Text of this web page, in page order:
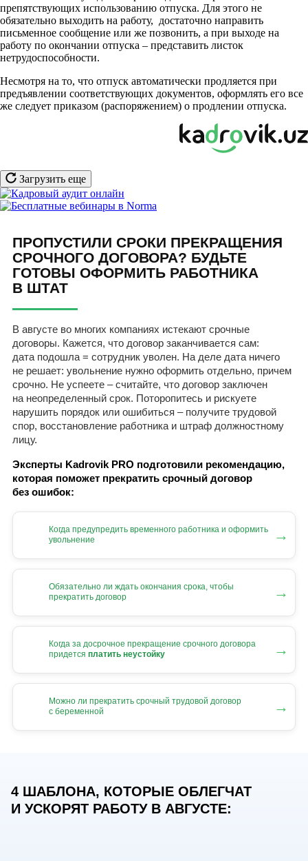
препятствующих использованию отпуска. Для этого не
обязательно выходить на работу, достаточно направить
письменное сообщение или же позвонить, а при выходе на
работу по окончании отпуска – представить листок
нетрудоспособности.
Несмотря на то, что отпуск автоматически продляется при
предъявлении соответствующих документов, оформлять его все
же следует приказом (распоряжением) о продлении отпуска.
Загрузить еще
ПРОПУСТИЛИ СРОКИ ПРЕКРАЩЕНИЯ
СРОЧНОГО ДОГОВОРА? БУДЬТЕ
ГОТОВЫ ОФОРМИТЬ РАБОТНИКА
В ШТАТ
В августе во многих компаниях истекают срочные
договоры. Кажется, что договор заканчивается сам:
дата подошла = сотрудник уволен. На деле дата ничего
не решает: увольнение нужно оформить отдельно, причем
срочно. Не успеете – считайте, что договор заключен
на неопределенный срок. Поторопитесь и рискуете
нарушить порядок или ошибиться – получите трудовой
спор, восстановление работника и штраф должностному
лицу.
Эксперты Kadrovik PRO подготовили рекомендацию,
которая поможет прекратить срочный договор
без ошибок:
Когда предупредить временного работника и оформить
увольнение
→
Обязательно ли ждать окончания срока, чтобы
прекратить договор
→
Когда за досрочное прекращение срочного договора
придется платить неустойку →
Можно ли прекратить срочный трудовой договор
с беременной
→
4 ШАБЛОНА, КОТОРЫЕ ОБЛЕГЧАТ
И УСКОРЯТ РАБОТУ В АВГУСТЕ: